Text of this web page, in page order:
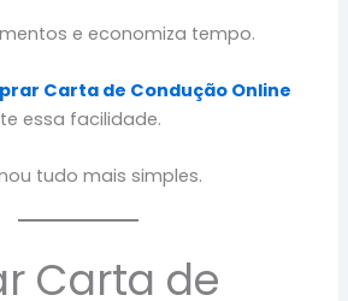
e economiza tempo.
Carta de Condução Online
essa facilidade.
tudo mais simples.
Carta de